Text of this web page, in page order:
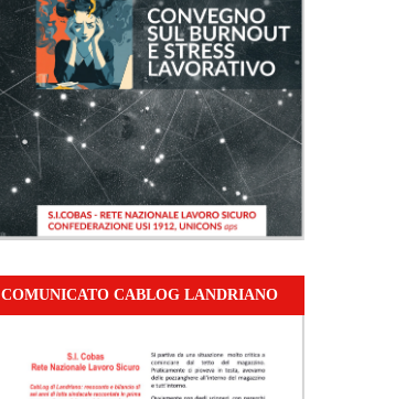
COMUNICATO CABLOG LANDRIANO